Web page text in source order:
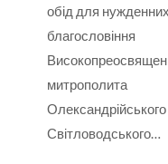
обід для
благословіння
митрополита
Олександрійського
Світловодського…